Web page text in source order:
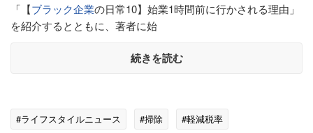
「【ブラック企業の日常10】始業1時間前に行かされる理由」
を紹介するとともに、著者に始
続きを読む
#ライフスタイルニュース #掃除
#軽減税率